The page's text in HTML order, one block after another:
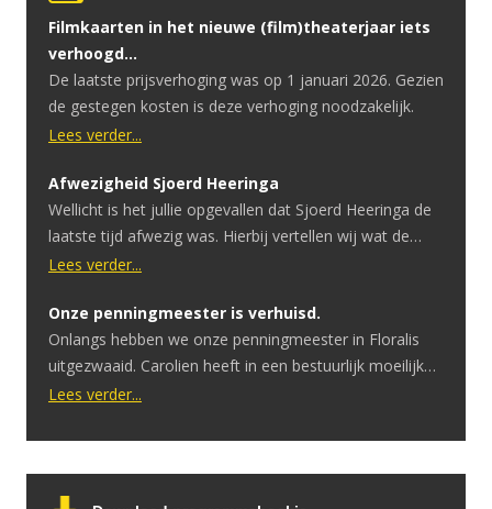
Filmkaarten in het nieuwe (film)theaterjaar iets
verhoogd…
De laatste prijsverhoging was op 1 januari 2026. Gezien
de gestegen kosten is deze verhoging noodzakelijk.
Lees verder...
Afwezigheid Sjoerd Heeringa
Wellicht is het jullie opgevallen dat Sjoerd Heeringa de
laatste tijd afwezig was. Hierbij vertellen wij wat de
reden hiervoor is. Sjoerd heeft onlangs te horen
heeft hij hier een geslaagde operatie voor gehad.
Ondanks dat de operatie goed is verlopen is er uitval in
spraak en motoriek. […]
Lees verder...
Onze penningmeester is verhuisd.
Onlangs hebben we onze penningmeester in Floralis
uitgezwaaid. Carolien heeft in een bestuurlijk moeilijke
periode het penningmeesterschap overgenomen.
om vervolgens helemaal te stoppen. Zonder inkomsten
bleven de vaste lasten doorgaan. Ook toen er een
belangrijk besluit moest worden genomen: het stoppen
Lees verder...